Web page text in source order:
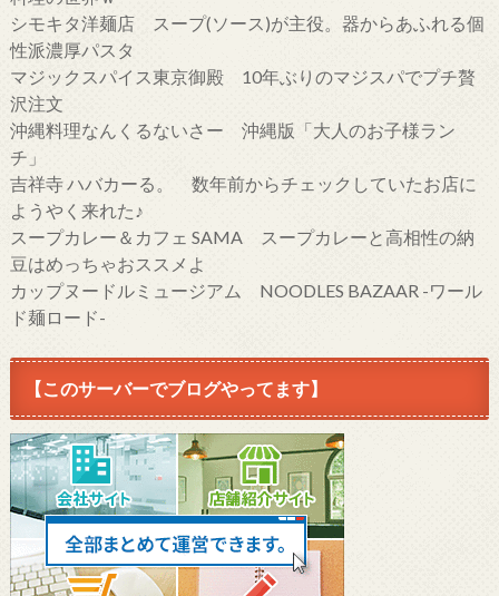
シモキタ洋麺店 スープ(ソース)が主役。器からあふれる個
性派濃厚パスタ
マジックスパイス東京御殿 10年ぶりのマジスパでプチ贅
沢注文
沖縄料理なんくるないさー 沖縄版「大人のお子様ラン
チ」
吉祥寺 ハバカーる。 数年前からチェックしていたお店に
ようやく来れた♪
スープカレー＆カフェ SAMA スープカレーと高相性の納
豆はめっちゃおススメよ
カップヌードルミュージアム NOODLES BAZAAR -ワール
ド麺ロード-
【このサーバーでブログやってます】